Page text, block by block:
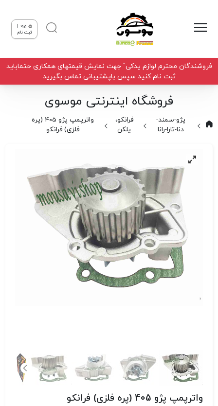
ورود |
ثبت نام
فروشندگان محترم لوازم یدکی" جهت نمایش قیمتهای همکاری حتماباید
ثبت نام کنید سپس باپشتیبانی تماس بگیرید
فروشگاه اینترنتی موسوی
پژو-سمند-
دنا-تارا-رانا
فرانکو،
یلکن
واترپمپ پژو 405 (پره
فلزی) فرانکو
واترپمپ پژو 405 (پره فلزی) فرانکو